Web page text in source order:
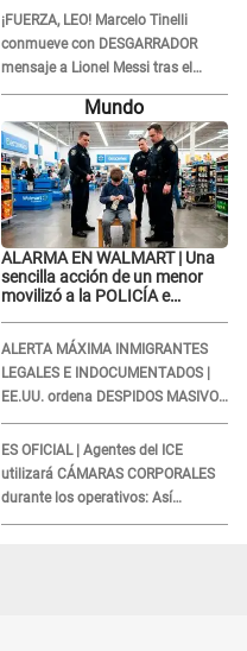
“Solo mujeres...”
¡FUERZA, LEO! Marcelo Tinelli
conmueve con DESGARRADOR
mensaje a Lionel Messi tras el
FALLECIMIENTO de su padre: “Es
un dolor difícil de explicar”
Mundo
ALARMA EN WALMART | Una
sencilla acción de un menor
movilizó a la POLICÍA e
lo hallado: ¿Qué ocurrió?
ALERTA MÁXIMA INMIGRANTES
LEGALES E INDOCUMENTADOS |
EE.UU. ordena DESPIDOS MASIVOS
y DEPORTACIONES a estos
extranjeros
ES OFICIAL | Agentes del ICE
utilizará CÁMARAS CORPORALES
durante los operativos: Así
afectará a inmigrantes